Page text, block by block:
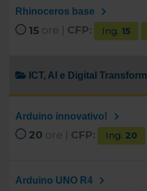
Rhinoceros base
15 ore | CFP: Ing. 15
ICT, AI e Digital
Arduino innovativo!
20 ore | CFP: Ing. 20
Arduino UNO R4